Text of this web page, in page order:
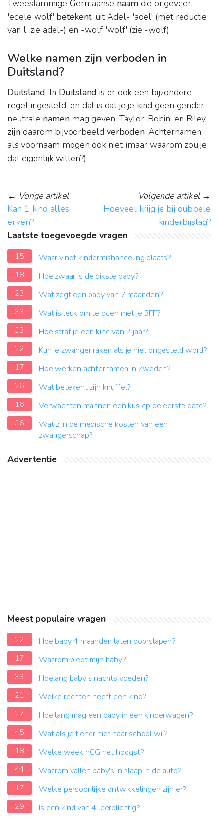
Tweestammige Germaanse naam die ongeveer
'edele wolf' betekent; uit Adel- 'adel' (met reductie
van l; zie adel-) en -wolf 'wolf' (zie -wolf).
Welke namen zijn verboden in
Duitsland?
Duitsland. In Duitsland is er ook een bijzondere
regel ingesteld, en dat is dat je je kind geen gender
neutrale namen mag geven. Taylor, Robin, en Riley
zijn daarom bijvoorbeeld verboden. Achternamen
als voornaam mogen ook niet (maar waarom zou je
dat eigenlijk willen?).
← Vorige artikel
Kan 1 kind alles
erven?
Volgende artikel→
Hoeveel krijg je bij dubbele
kinderbijslag?
Laatste toegevoegde vragen
15
Waar vindt kindermishandeling plaats?
18
Hoe zwaar is de dikste baby?
23
Wat zegt een baby van 7 maanden?
33
Wat is leuk om te doen met je BFF?
33
Hoe straf je een kind van 2 jaar?
22
Kun je zwanger raken als je niet ongesteld word?
17
Hoe werken achternamen in Zweden?
26
Wat betekent zijn knuffel?
16
Verwachten mannen een kus op de eerste date?
36
Wat zijn de medische kosten van een
zwangerschap?
Advertentie
Meest populaire vragen
22
Hoe baby 4 maanden laten doorslapen?
17
Waarom piept mijn baby?
33
Hoelang baby s nachts voeden?
21
Welke rechten heeft een kind?
27
Hoe lang mag een baby in een kinderwagen?
45
Wat als je tiener niet naar school wil?
18
Welke week hCG het hoogst?
44
Waarom vallen baby's in slaap in de auto?
17
Welke persoonlijke ontwikkelingen zijn er?
29
Is een kind van 4 leerplichtig?